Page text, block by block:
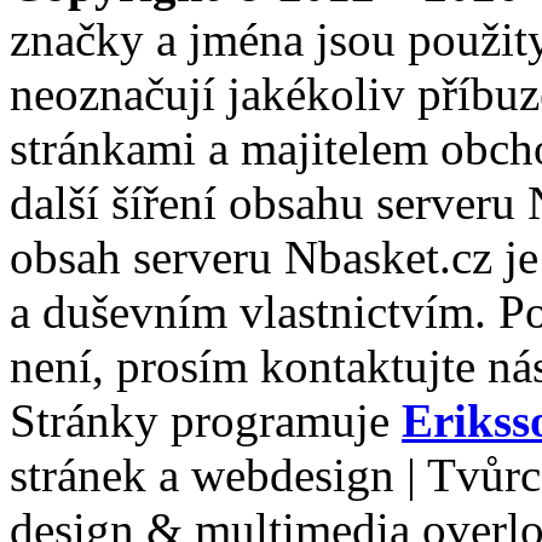
značky a jména jsou
neoznačují jakékoliv
stránkami a majitelem
další šíření obsahu serveru
obsah serveru Nbasket.cz
a duševním vlastnictvím.
není, prosím kontaktujte
Stránky programuje
stránek a webdesign |
design & multimedia